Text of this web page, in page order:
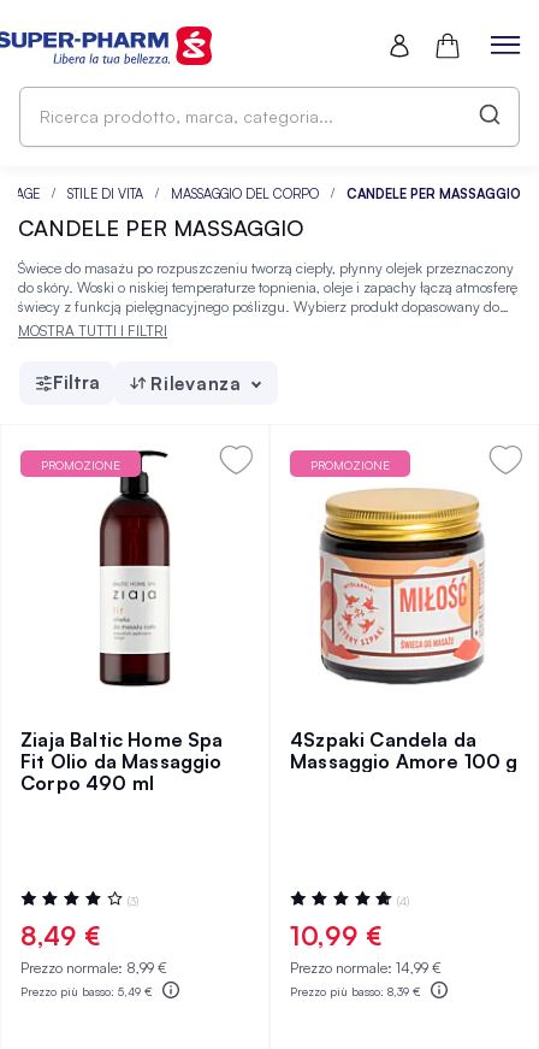
STILE DI VITA MASSAGGIO DEL CORPO CANDELE PER MASSAGGIO
CANDELE PER MASSAGGIO
Świece do masażu po rozpuszczeniu tworzą ciepły, płynny olejek przeznaczony
do skóry. Woski o niskiej temperaturze topnienia, oleje i zapachy łączą atmosferę
świecy z funkcją pielęgnacyjnego poślizgu. Wybierz produkt dopasowany do
stylu życia i osobistych preferencji, a następnie zamów go online w Super-
MOSTRA TUTTI I FILTRI
Filtra Rilevanza
PROMOZIONE
Ziaja Baltic Home Spa
Fit Olio da Massaggio
Corpo 490 ml
Valutazione:
80%
(3)
8,49 €
Prezzo normale: 8,99 €
Prezzo più basso: 5,49 €
PROMOZIONE
4Szpaki Candela da
Massaggio Amore 100 g
Valutazione:
100%
(4)
10,99 €
Prezzo normale: 14,99 €
Prezzo più basso: 8,39 €